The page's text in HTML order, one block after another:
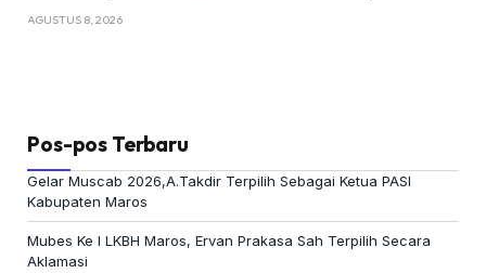
AGUSTUS 8, 2026
Pos-pos Terbaru
Gelar Muscab 2026,A.Takdir Terpilih Sebagai Ketua PASI
Kabupaten Maros
Mubes Ke I LKBH Maros, Ervan Prakasa Sah Terpilih Secara
Aklamasi